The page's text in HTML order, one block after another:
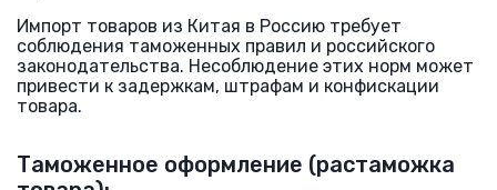
Импорт товаров из Китая в Россию требует
соблюдения таможенных правил и российского
законодательства. Несоблюдение этих норм может
привести к задержкам, штрафам и конфискации
товара.
Таможенное оформление (растаможка